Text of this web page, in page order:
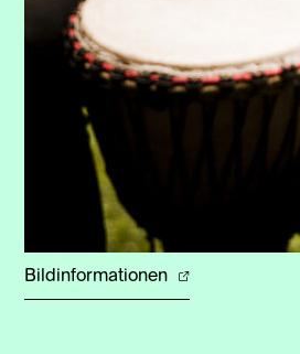
Bildinformationen